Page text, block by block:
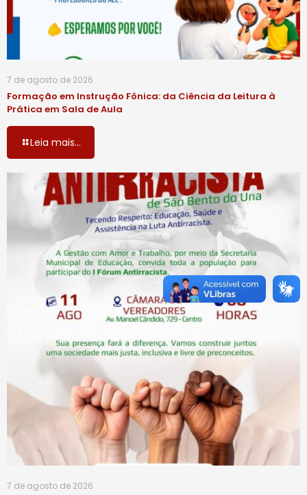
7 de agosto de 2026
Formação em Instrução Fônica: da Ciência da Leitura à
Prática em Sala de Aula
Leia mais...
7 de agosto de 2026